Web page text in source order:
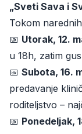
„Sveti Sava i
Tokom
📅 Utorak, 12.
u 18h, zatim
📅 Subota, 16.
predavanje
roditeljstvo –
📅 Ponedeljak,